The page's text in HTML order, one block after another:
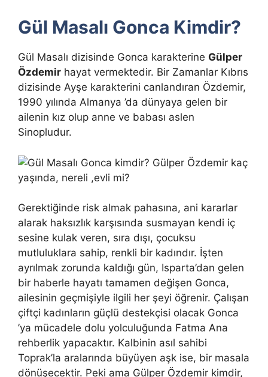
Gül Masalı Gonca Kimdir?
Gül Masalı dizisinde Gonca karakterine Gülper
Özdemir hayat vermektedir. Bir Zamanlar Kıbrıs
dizisinde Ayşe karakterini canlandıran Özdemir,
1990 yılında Almanya ’da dünyaya gelen bir
ailenin kız olup anne ve babası aslen
Sinopludur.
Gerektiğinde risk almak pahasına, ani kararlar
alarak haksızlık karşısında susmayan kendi iç
sesine kulak veren, sıra dışı, çocuksu
mutluluklara sahip, renkli bir kadındır. İşten
ayrılmak zorunda kaldığı gün, Isparta’dan gelen
bir haberle hayatı tamamen değişen Gonca,
ailesinin geçmişiyle ilgili her şeyi öğrenir. Çalışan
çiftçi kadınların güçlü destekçisi olacak Gonca
’ya mücadele dolu yolculuğunda Fatma Ana
rehberlik yapacaktır. Kalbinin asıl sahibi
Toprak’la aralarında büyüyen aşk ise, bir masala
dönüşecektir. Peki ama Gülper Özdemir kimdir,